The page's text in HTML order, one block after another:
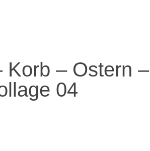
Korb – Ostern –
04